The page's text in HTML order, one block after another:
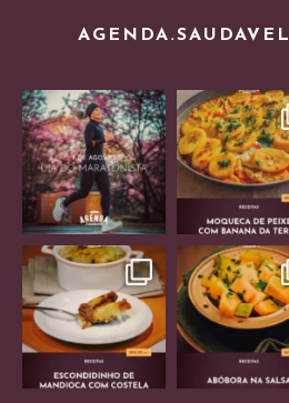
AGENDA.SAUDAVEL